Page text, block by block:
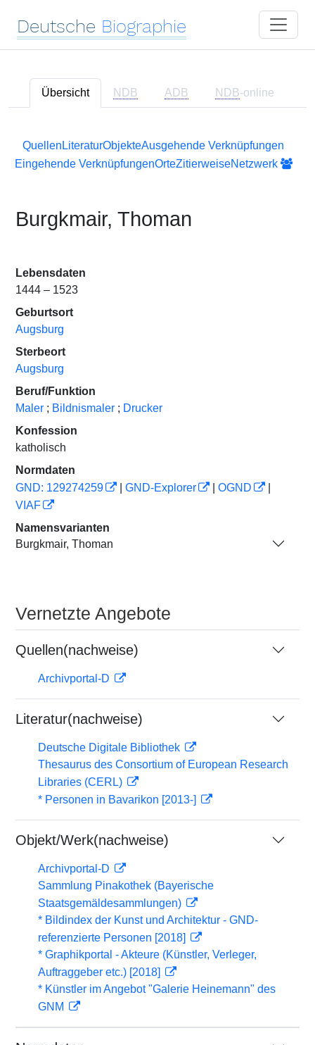
Deutsche Biographie
Übersicht NDB ADB NDB-online
Quellen LiteraturObjekteAusgehende Verknüpfungen
Eingehende VerknüpfungenOrteZitierweiseNetzwerk
Burgkmair, Thoman
Lebensdaten
1444 – 1523
Geburtsort
Augsburg
Sterbeort
Augsburg
Beruf/Funktion
Maler ; Bildnismaler ; Drucker
Konfession
katholisch
Normdaten
GND: 129274259
GND-Explorer OGND
VIAF
Namensvarianten
Burgkmair, Thoman
Vernetzte Angebote
Quellen(nachweise)
Archivportal-D
Literatur(nachweise)
Deutsche Digitale Bibliothek
Thesaurus des Consortium of European Research
Libraries (CERL)
* Personen in Bavarikon [2013-]
Objekt/Werk(nachweise)
Archivportal-D
Sammlung Pinakothek (Bayerische
Staatsgemäldesammlungen)
* Bildindex der Kunst und Architektur - GND-
referenzierte Personen [2018]
* Graphikportal - Akteure (Künstler, Verleger,
Auftraggeber etc.) [2018]
* Künstler im Angebot "Galerie Heinemann" des
GNM